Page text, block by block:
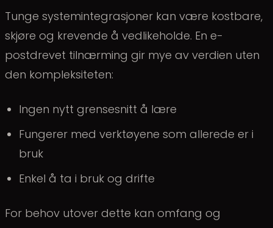
Tunge systemintegrasjoner kan være kostbare,
skjøre og krevende å vedlikeholde. En e-
postdrevet tilnærming gir mye av verdien uten
den kompleksiteten:
Ingen nytt grensesnitt å lære
Fungerer med verktøyene som allerede er i
bruk
Enkel å ta i bruk og drifte
For behov utover dette kan omfang og